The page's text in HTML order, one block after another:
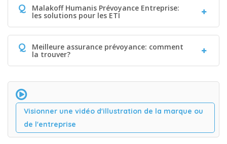
Q Malakoff Humanis Prévoyance Entreprise:
les solutions pour les ETI
Q Meilleure assurance prévoyance: comment
la trouver?
Visionner une vidéo d'illustration de la marque ou
de l'entreprise